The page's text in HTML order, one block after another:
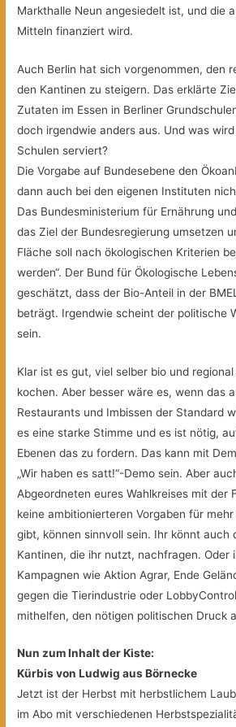
Markthalle Neun angesiedelt ist, und die
Mitteln finanziert wird.
Auch Berlin hat sich vorgenommen, den
den Kantinen zu steigern. Das erklärte
Zutaten im Essen in Berliner
doch irgendwie anders aus. Und was
Schulen serviert?
Die Vorgabe auf Bundesebene den
dann auch bei den eigenen Instituten
Das Bundesministerium für Ernährung
das Ziel der Bundesregierung umsetzen
Fläche soll nach ökologischen Kriterien
werden“. Der Bund für Ökologische
geschätzt, dass der Bio-Anteil in der
beträgt. Irgendwie scheint der politische
sein.
Klar ist es gut, viel selber bio und
kochen. Aber besser wäre es, wenn das
Restaurants und Imbissen der Standard
es eine starke Stimme und es ist nötig,
Ebenen das zu fordern. Das kann mit
„Wir haben es satt!“-Demo sein. Aber
Abgeordneten eures Wahlkreises mit der
keine ambitionierteren Vorgaben für
gibt, können sinnvoll sein. Ihr könnt auch
Kantinen, die ihr nutzt, nachfragen. Oder
Kampagnen wie Aktion Agrar, Ende
gegen die Tierindustrie oder
mithelfen, den nötigen politischen Druck
Nun zum Inhalt der Kiste:
Kürbis von Ludwig aus Börnecke
Jetzt ist der Herbst mit herbstlichem
im Abo mit verschiedenen